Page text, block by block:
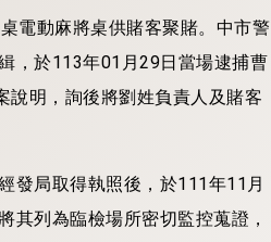
電動麻將桌供賭客聚賭。中市警
，於113年01月29日當場逮捕曹
說明，詢後將劉姓負責人及賭客
發局取得執照後，於111年11月
其列為臨檢場所密切監控蒐證，